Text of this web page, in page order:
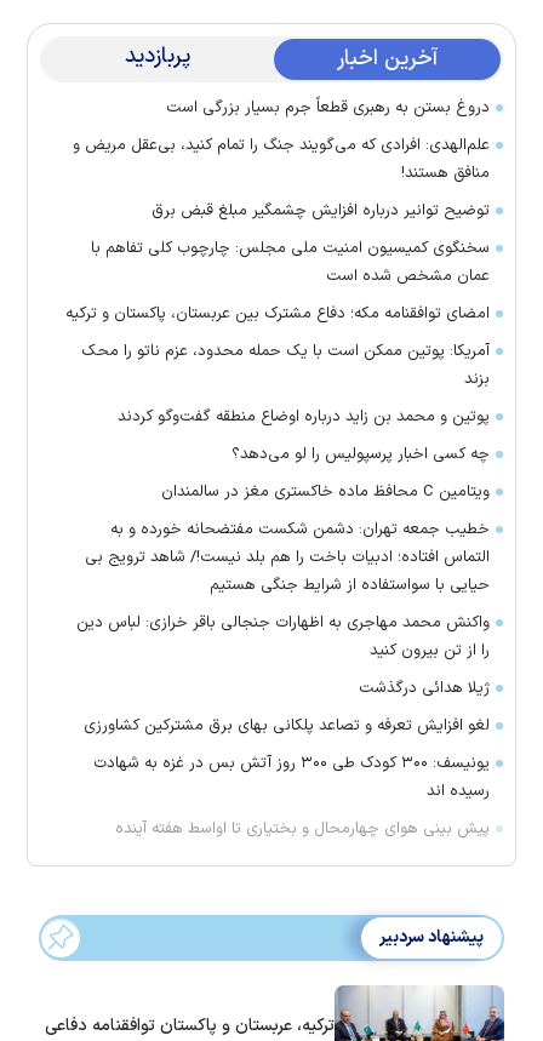
آخرین اخبار پربازدید
دروغ بستن به رهبری قطعاً جرم بسیار بزرگی است
علم‌الهدی: افرادی که می‌گویند جنگ را تمام کنید، بی‌عقل مریض و
منافق هستند!
توضیح توانیر درباره افزایش چشمگیر مبلغ قبض برق
سخنگوی کمیسیون امنیت ملی مجلس: چارچوب کلی تفاهم با
عمان مشخص شده است
امضای توافقنامه مکه؛ دفاع مشترک بین عربستان، پاکستان و ترکیه
آمریکا: پوتین ممکن است با یک حمله محدود، عزم ناتو را محک
بزند
پوتین و محمد بن زاید درباره اوضاع منطقه گفت‌وگو کردند
چه کسی اخبار پرسپولیس را لو می‌دهد؟
ویتامین C محافظ ماده خاکستری مغز در سالمندان
خطیب جمعه تهران: دشمن شکست مفتضحانه خورده و به
التماس افتاده؛ ادبیات باخت را هم بلد نیست!/ شاهد ترویج بی
حیایی با سواستفاده از شرایط جنگی هستیم
واکنش محمد مهاجری به اظهارات جنجالی باقر خرازی: لباس دین
را از تن بیرون کنید
ژیلا هدائی درگذشت
لغو افزایش تعرفه و تصاعد پلکانی بهای برق مشترکین کشاورزی
یونیسف: ۳۰۰ کودک طی ۳۰۰ روز آتش بس در غزه به شهادت
رسیده اند
پیش بینی هوای چهارمحال و بختیاری تا اواسط هفته آینده
پیشنهاد سردبیر
ترکیه، عربستان و پاکستان توافقنامه دفاعی